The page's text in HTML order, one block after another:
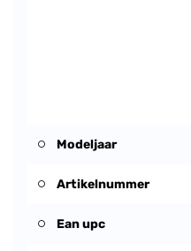
Modeljaar
Artikelnummer
Ean upc